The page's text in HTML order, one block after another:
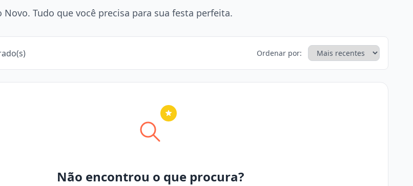
Tudo que você precisa para sua festa perfeita.
Ordenar por:
Não encontrou o que procura?